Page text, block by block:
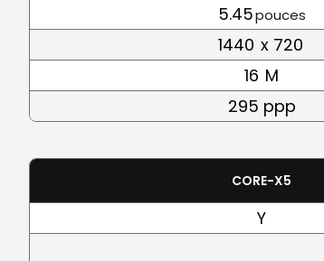
5.45pouces
1440 x 720
16 M
295 ppp
CORE-X5
Y